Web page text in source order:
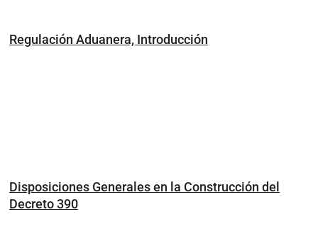
Regulación Aduanera, Introducción
Disposiciones Generales en la Construcción del
Decreto 390